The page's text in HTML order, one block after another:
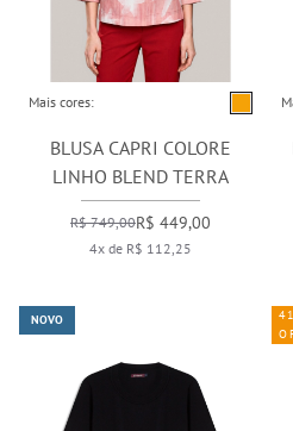
Mais cores:
BLUSA CAPRI COLORE
LINHO BLEND TERRA
R$ 749,00R$ 449,00
4x de R$ 112,25
NOVO